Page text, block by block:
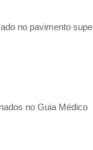
no pavimento
no Guia Médico